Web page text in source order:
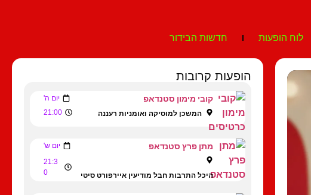
לוח הופעות חדשות הבידור
הופעות קרובות
קובי מימון סטנדאפ יום ה'
המשכן למוסיקה ואומניות רעננה 21:00
מתן פרץ סטנדאפ יום ש'
היכל התרבות חבל מודיעין איירפורט סיטי
21:3
0